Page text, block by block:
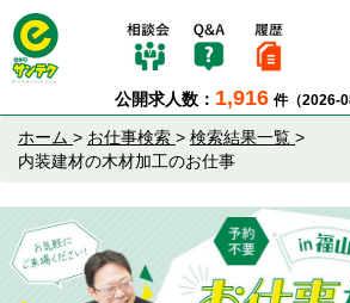
公開求人数： 1,916 件（2026-
ホーム > お仕事検索 > 検索結果一覧 >
内装建材の木材加工のお仕事